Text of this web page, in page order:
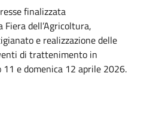
finalizzata
Fiera dell’Agricoltura,
e realizzazione delle
di trattenimento in
11 e domenica 12 aprile 2026.